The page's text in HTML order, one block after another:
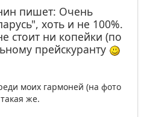
пишет: Очень
хоть и не 100%.
стоит ни копейки (по
прейскуранту
моих гармоней (на фото
же.